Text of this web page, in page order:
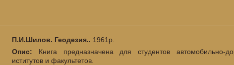
П.И.Шилов. Геодезия.. 1961р.
Опис: Книга предназначена для студентов автомобильно-
иститутов и факультетов.